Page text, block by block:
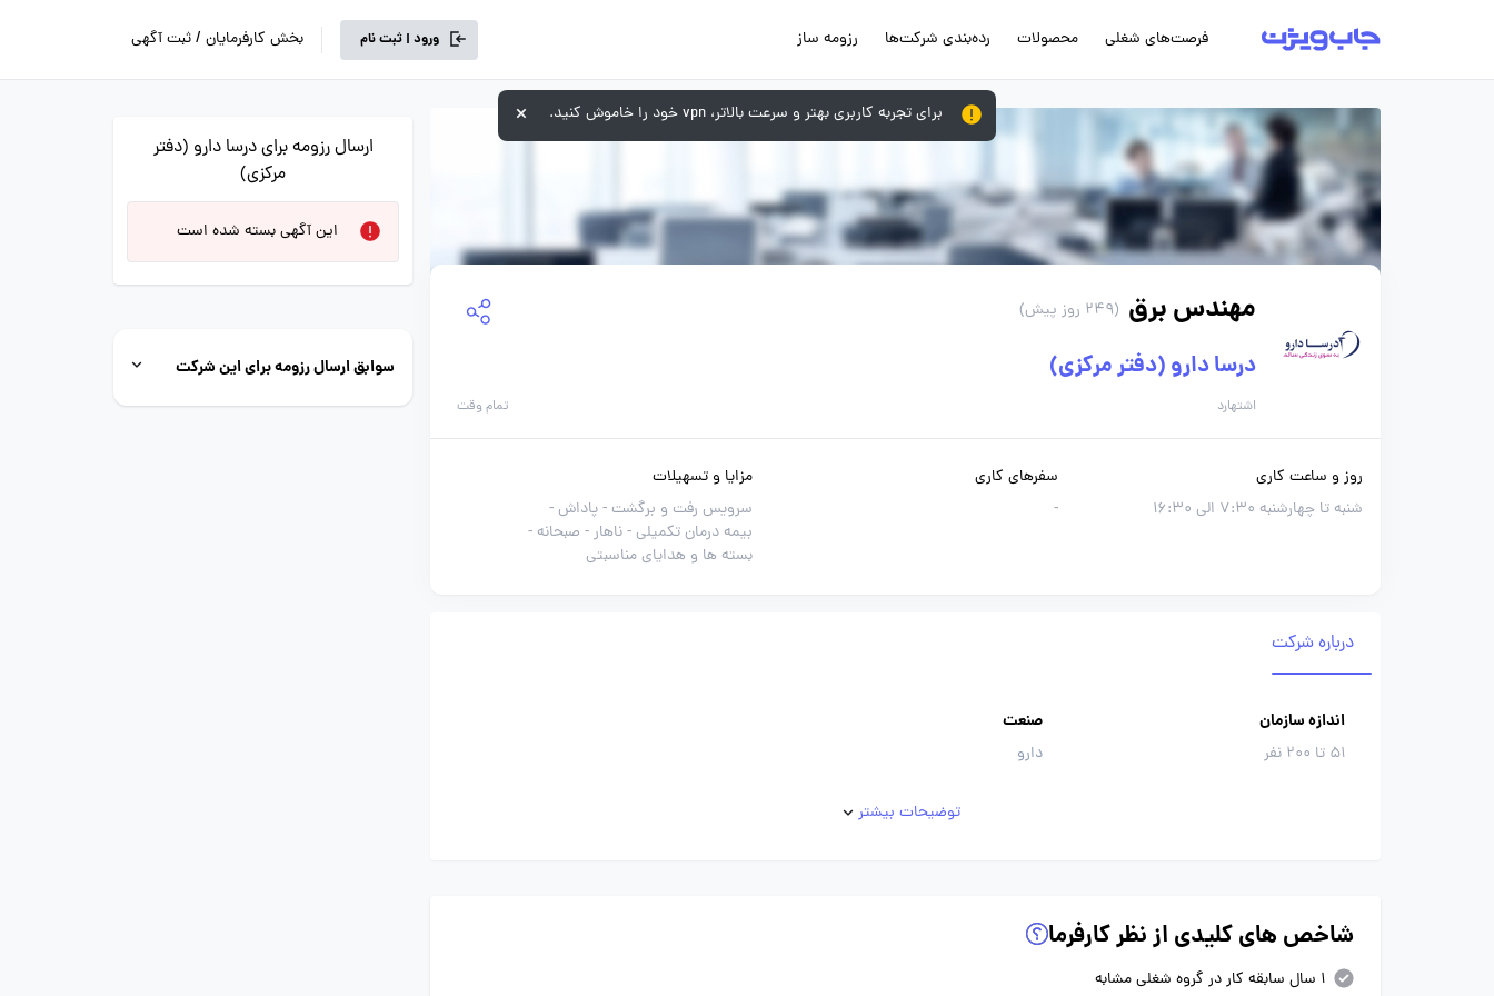
فرصت‌های شغلی محصولات رده‌بندی شرکت‌ها رزومه ساز ورود | ثبت نام بخش کارفرمایان / ثبت آگهی
مهندس برق (249 روز پیش)
درسا دارو (دفتر مرکزی)
اشتهارد تمام وقت
روز و ساعت کاری
شنبه تا چهارشنبه 7:30 الی 16:30
سفرهای کاری
-
مزایا و تسهیلات
سرویس رفت و برگشت - پاداش -
بیمه درمان تکمیلی - ناهار - صبحانه -
بسته ها و هدایای مناسبتی
درباره شرکت
اندازه سازمان
51 تا 200 نفر
صنعت
دارو
توضیحات بیشتر
شاخص های کلیدی از نظر کارفرما
1 سال سابقه کار در گروه شغلی مشابه
ارسال رزومه برای درسا دارو (دفتر
مرکزی)
این آگهی بسته شده است
سوابق ارسال رزومه برای این شرکت
برای تجربه کاربری بهتر و سرعت بالاتر، vpn خود را خاموش کنید.